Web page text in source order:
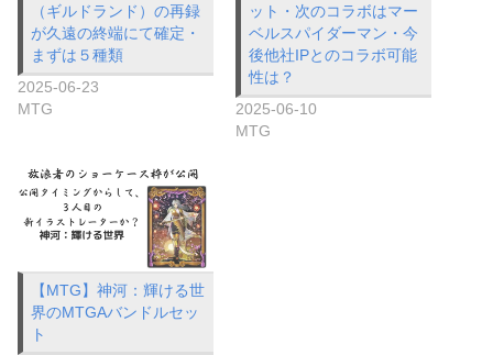
（ギルドランド）の再録
が久遠の終端にて確定・
まずは５種類
2025-06-23
MTG
ット・次のコラボはマー
ベルスパイダーマン・今
後他社IPとのコラボ可能
性は？
2025-06-10
MTG
【MTG】神河：輝ける世
界のMTGAバンドルセッ
ト